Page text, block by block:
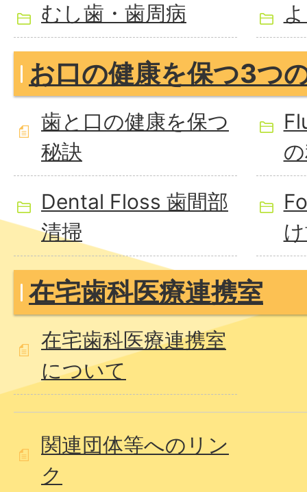
むし歯・歯周病
お口の健康を保つ3つ
歯と口の健康を保つ
秘訣
Dental Floss 歯間部
清掃
在宅歯科医療連携室
在宅歯科医療連携室
について
関連団体等へのリン
ク